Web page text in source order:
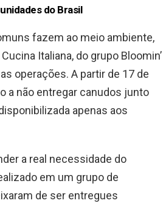
do Brasil
fazem ao meio ambiente,
Italiana, do grupo Bloomin’
operações. A partir de 17 de
a não entregar canudos junto
apenas aos
a real necessidade do
em um grupo de
de ser entregues